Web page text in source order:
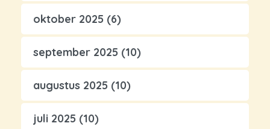
oktober 2025 (6)
september 2025 (10)
augustus 2025 (10)
juli 2025 (10)